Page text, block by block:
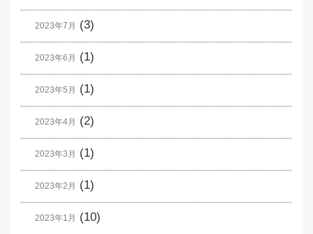
2023年7月 (3)
2023年6月 (1)
2023年5月 (1)
2023年4月 (2)
2023年3月 (1)
2023年2月 (1)
2023年1月 (10)